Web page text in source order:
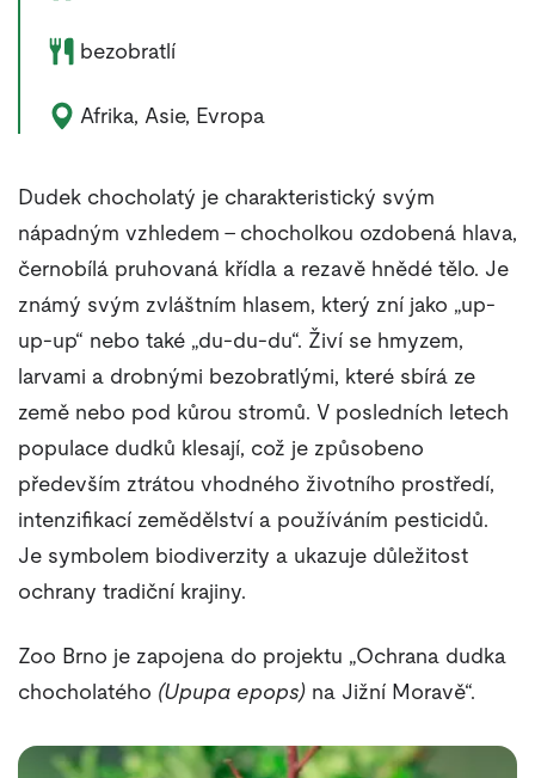
Potrava zvířete:
bezobratlí
Výskyt zvířete:
Afrika, Asie, Evropa
Dudek chocholatý je charakteristický svým
nápadným vzhledem – chocholkou ozdobená hlava,
černobílá pruhovaná křídla a rezavě hnědé tělo. Je
známý svým zvláštním hlasem, který zní jako „up-
up-up“ nebo také „du-du-du“. Živí se hmyzem,
larvami a drobnými bezobratlými, které sbírá ze
země nebo pod kůrou stromů. V posledních letech
populace dudků klesají, což je způsobeno
především ztrátou vhodného životního prostředí,
intenzifikací zemědělství a používáním pesticidů.
Je symbolem biodiverzity a ukazuje důležitost
ochrany tradiční krajiny.
Zoo Brno je zapojena do projektu „Ochrana dudka
chocholatého (Upupa epops) na Jižní Moravě“.